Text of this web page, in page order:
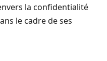
la confidentialité
le cadre de ses